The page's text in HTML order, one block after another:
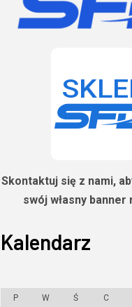
Skontaktuj się z nami,
swój własny banner
Kalendarz
P W Ś C